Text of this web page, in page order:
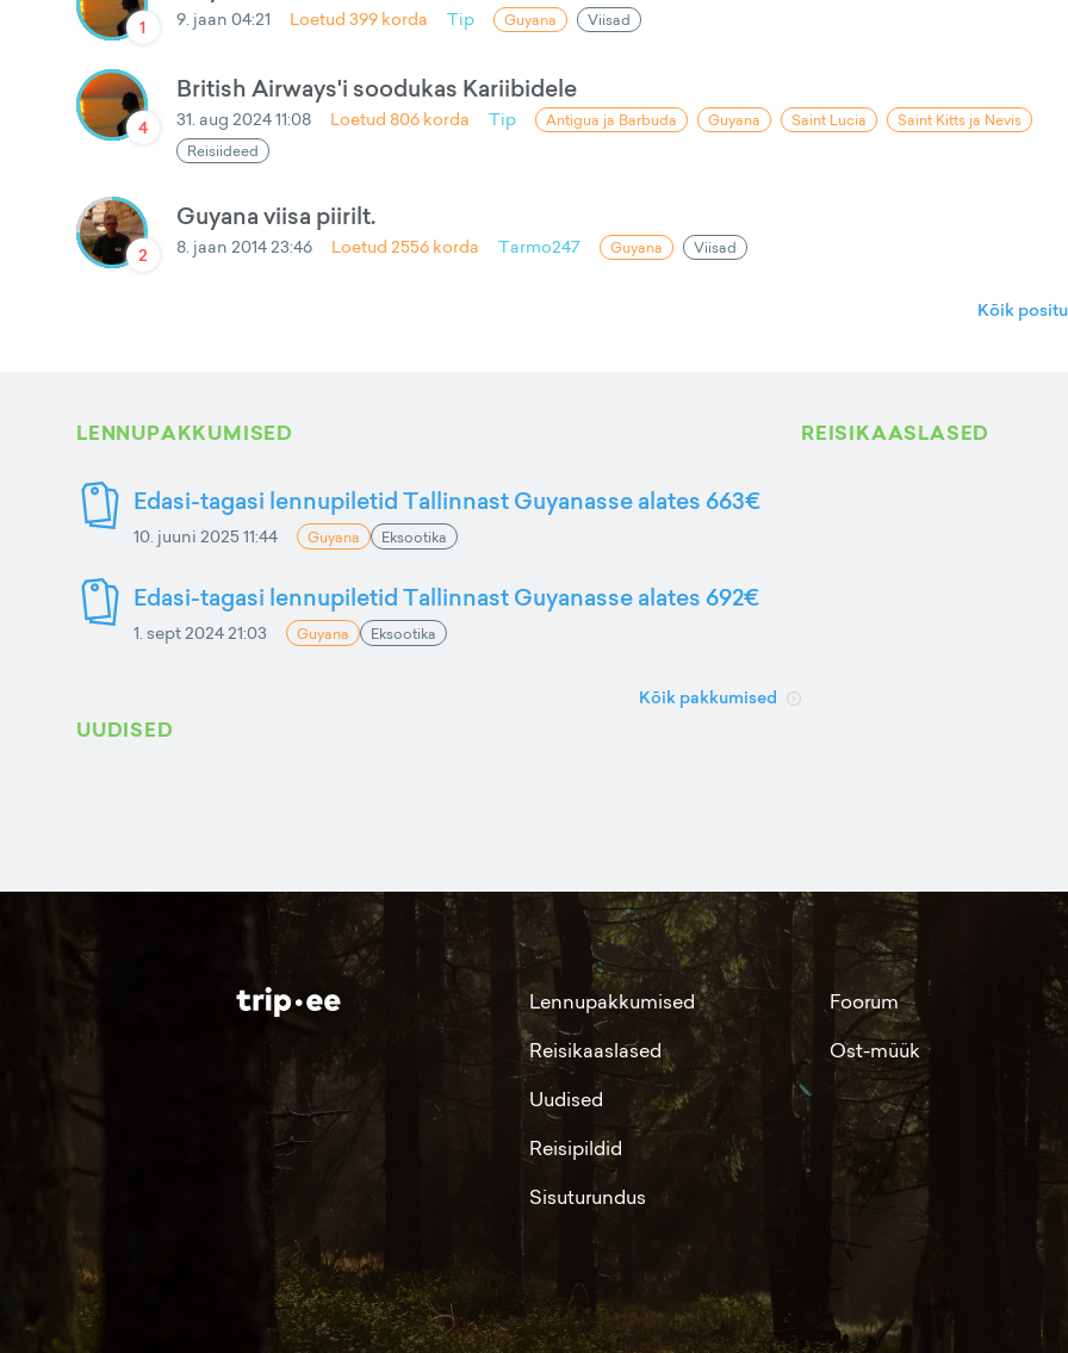
1 9. jaan 04:21 Loetud 399 korda Tip Guyana Viisad
4
British Airways'i soodukas Kariibidele
31. aug 2024 11:08 Loetud 806 korda Tip Antigua ja Barbuda Guyana Saint Lucia
Saint Kitts ja Nevis
Reisiideed
2
Guyana viisa piirilt.
8. jaan 2014 23:46 Loetud 2556 korda Tarmo247 Guyana Viisad
Kõik
LENNUPAKKUMISED
Edasi-tagasi lennupiletid Tallinnast Guyanasse alates 663€
10. juuni 2025 11:44 Guyana Eksootika
Edasi-tagasi lennupiletid Tallinnast Guyanasse alates 692€
1. sept 2024 21:03 Guyana Eksootika
Kõik pakkumised
REISIKAASLASED
UUDISED
Lennupakkumised
Reisikaaslased
Uudised
Reisipildid
Sisuturundus
Foorum
Ost-müük